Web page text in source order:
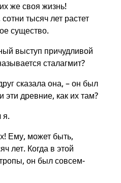
же своя жизнь!
тысяч лет растет
существо.
выступ причудливой
сталагмит?
сказала она, – он был
эти древние, как их там?
я.
Ему, может быть,
лет. Когда в этой
он был совсем-